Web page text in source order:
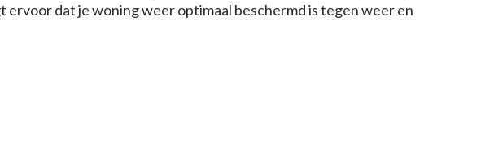
ervoor dat je woning weer optimaal beschermd is tegen weer en